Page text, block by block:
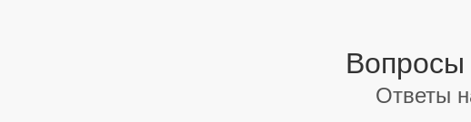
Ответы